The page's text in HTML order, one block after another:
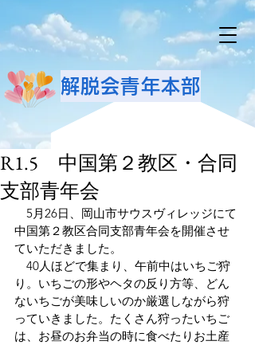
解脱会青年本部
R1.5 中国第２教区・合同
支部青年会
5月26日、岡山市サウスヴィレッジにて
中国第２教区合同支部青年会を開催させ
ていただきました。
40人ほどで集まり、午前中はいちご狩
り。いちごの形やヘタの反り方等、どん
ないちごが美味しいのか厳選しながら狩
っていきました。たくさん狩ったいちご
は、お昼のお弁当の時に食べたりお土産